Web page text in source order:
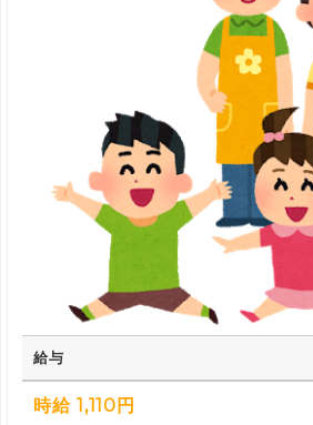
給与
時給 1,110円